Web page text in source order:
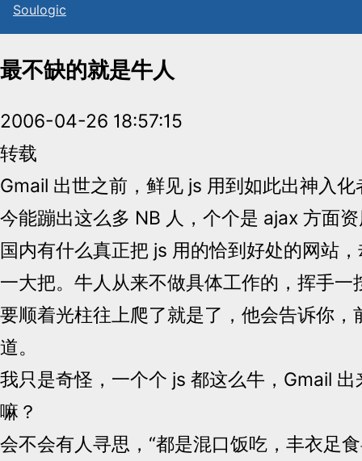
Soulogic
最不缺的就是牛人
2006-04-26 18:57:15
转载
Gmail 出世之前，鲜见 js 用到如此出神入
今能蹦出这么多 NB 人，个个是 ajax 方面
国内有什么真正把 js 用的恰到好处的网站
一大把。牛人从来不做具体工作的，挥手一
要顺着光柱往上爬了就是了，他会告诉你，
道。
我只是奇怪，一个个 js 都这么牛，Gmail
嘛？
会不会有人寻思，“都是混口饭吃，丰衣足